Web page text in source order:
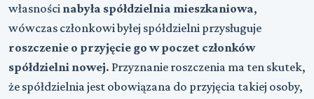
własności nabyła spółdzielnia mieszkaniowa,
wówczas członkowi byłej spółdzielni przysługuje
roszczenie o przyjęcie go w poczet członków
spółdzielni nowej. Przyznanie roszczenia ma ten skutek,
że spółdzielnia jest obowiązana do przyjęcia takiej osoby,